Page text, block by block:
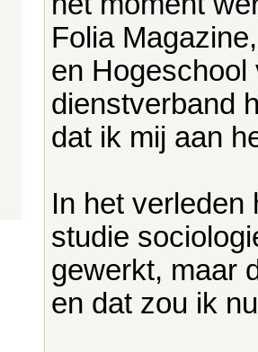
Folia
en Hogeschool
dienstverband
dat ik mij aan
In het verleden
studie
gewerkt, maar
en dat zou ik